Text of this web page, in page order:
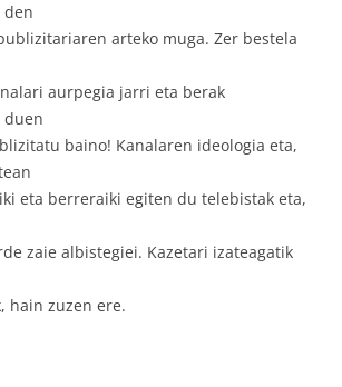
den
arteko muga. Zer bestela
aurpegia jarri eta berak
duen
baino! Kanalaren ideologia eta,
eta berreraiki egiten du telebistak eta,
zaie albistegiei. Kazetari izateagatik
hain zuzen ere.